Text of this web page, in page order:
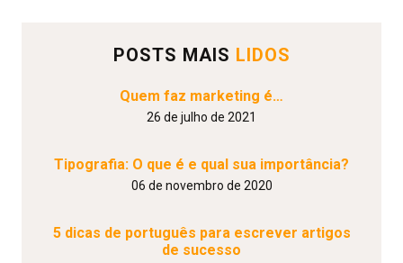
POSTS MAIS LIDOS
Quem faz marketing é…
26 de julho de 2021
Tipografia: O que é e qual sua importância?
06 de novembro de 2020
5 dicas de português para escrever artigos
de sucesso